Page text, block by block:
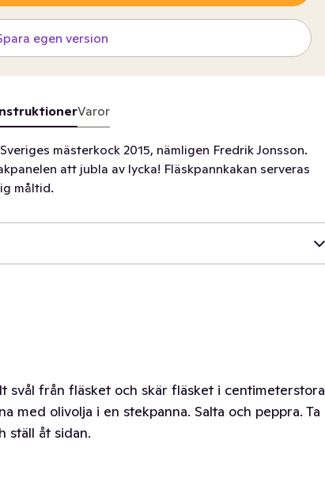
egen version
Varor
mästerkock 2015, nämligen Fredrik Jonsson.
att jubla av lycka! Fläskpannkakan serveras
måltid.
svål från fläsket och skär fläsket i centimeterstora
med olivolja i en stekpanna. Salta och peppra. Ta
ställ åt sidan.